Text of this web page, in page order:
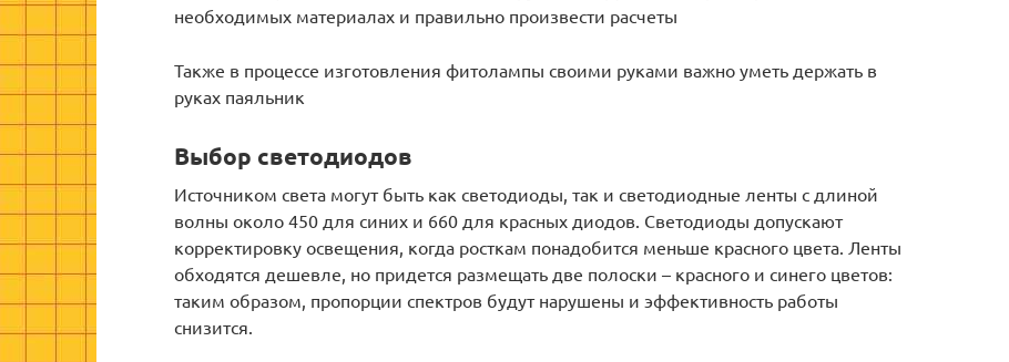
необходимых материалах и правильно произвести расчеты
Также в процессе изготовления фитолампы своими руками важно уметь держать в
руках паяльник
Выбор светодиодов
Источником света могут быть как светодиоды, так и светодиодные ленты с длиной
волны около 450 для синих и 660 для красных диодов. Светодиоды допускают
корректировку освещения, когда росткам понадобится меньше красного цвета. Ленты
обходятся дешевле, но придется размещать две полоски – красного и синего цветов:
таким образом, пропорции спектров будут нарушены и эффективность работы
снизится.